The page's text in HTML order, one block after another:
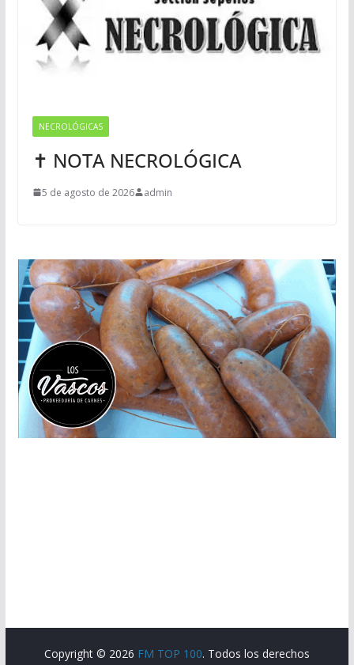
NECROLÓGICAS
✝ NOTA NECROLÓGICA
5 de agosto de 2026 admin
Copyright © 2026 FM TOP 100. Todos los derechos